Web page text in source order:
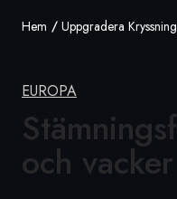
Global
Hem Uppgradera Kryssning
EUROPA
och